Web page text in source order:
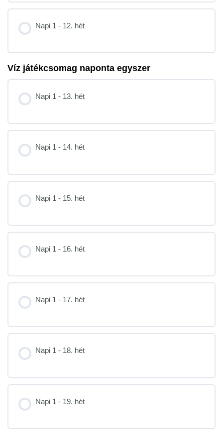
Napi 1 - 12. hét
Víz játékcsomag naponta egyszer
Napi 1 - 13. hét
Napi 1 - 14. hét
Napi 1 - 15. hét
Napi 1 - 16. hét
Napi 1 - 17. hét
Napi 1 - 18. hét
Napi 1 - 19. hét